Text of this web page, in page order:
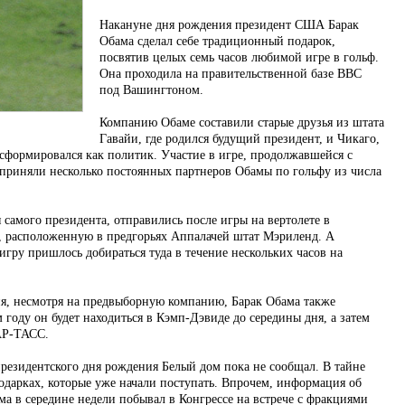
Накануне дня рождения президент США Барак
Обама сделал себе традиционный подарок,
посвятив целых семь часов любимой игре в гольф.
Она проходила на правительственной базе ВВС
под Вашингтоном.
Компанию Обаме составили старые друзья из штата
Гавайи, где родился будущий президент, и Чикаго,
как политик. Участие в игре, продолжавшейся с
несколько постоянных партнеров Обамы по гольфу из числа
президента, отправились после игры на вертолете в
в предгорьях Аппалачей штат Мэриленд. А
пришлось добираться туда в течение нескольких часов на
несмотря на предвыборную компанию, Барак Обама также
году он будет находиться в Кэмп-Дэвиде до середины дня, а затем
ТАСС.
дня рождения Белый дом пока не сообщал. В тайне
которые уже начали поступать. Впрочем, информация об
в середине недели побывал в Конгрессе на встрече с фракциями